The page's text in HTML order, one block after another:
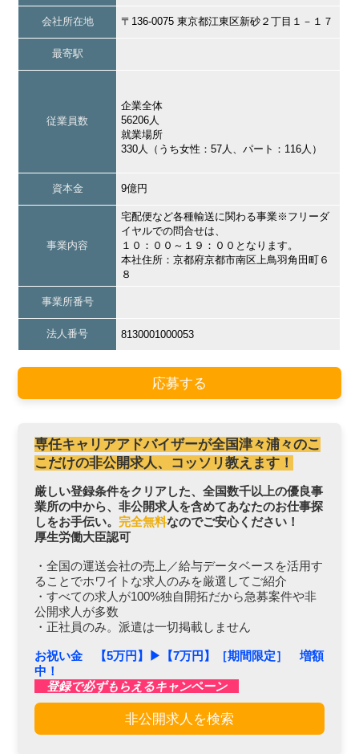
会社所在地 〒136-0075 東京都江東区新砂２丁目１－１７
最寄駅
従業員数
企業全体
56206人
就業場所
330人（うち女性：57人、パート：116人）
資本金 9億円
事業内容
宅配便など各種輸送に関わる事業※フリーダ
イヤルでの問合せは、
１０：００～１９：００となります。
本社住所：京都府京都市南区上鳥羽角田町６
８
事業所番号
法人番号 8130001000053
応募する
専任キャリアアドバイザーが全国津々浦々のこ
こだけの非公開求人、コッソリ教えます！
厳しい登録条件をクリアした、全国数千以上の優良事
業所の中から、非公開求人を含めてあなたのお仕事探
しをお手伝い。 完全無料なのでご安心ください！
厚生労働大臣認可
・全国の運送会社の売上／給与データベースを活用す
ることでホワイトな求人のみを厳選してご紹介
・すべての求人が100%独自開拓だから急募案件や非
公開求人が多数
・正社員のみ。派遣は一切掲載しません
お祝い金 【5万円】▶︎【7万円】［期間限定］ 増額
中！
登録で必ずもらえるキャンペーン
非公開求人を検索